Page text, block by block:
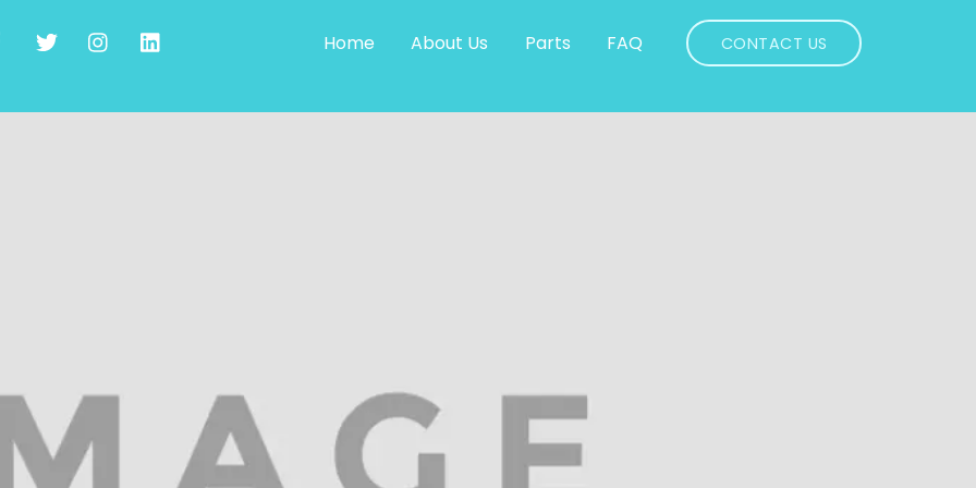
Facebook
Twitter Instagram
Home About Us Parts FAQ CONTACT US